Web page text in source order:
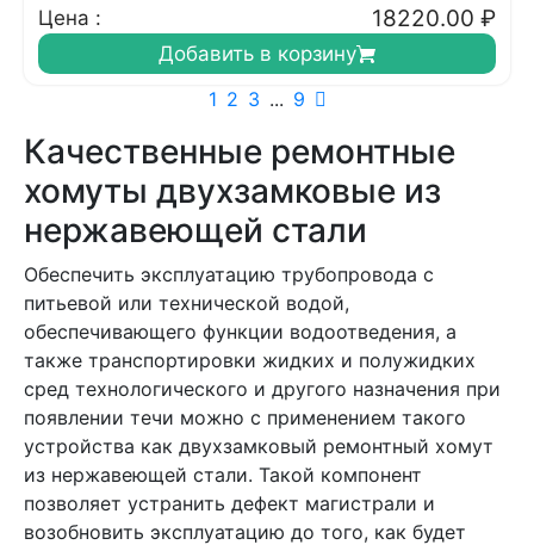
Цена :
18220.00 ₽
Добавить в корзину
1 2 3 ... 9
Качественные ремонтные
хомуты двухзамковые из
нержавеющей стали
Обеспечить эксплуатацию трубопровода с
питьевой или технической водой,
обеспечивающего функции водоотведения, а
также транспортировки жидких и полужидких
сред технологического и другого назначения при
появлении течи можно с применением такого
устройства как двухзамковый ремонтный хомут
из нержавеющей стали. Такой компонент
позволяет устранить дефект магистрали и
возобновить эксплуатацию до того, как будет